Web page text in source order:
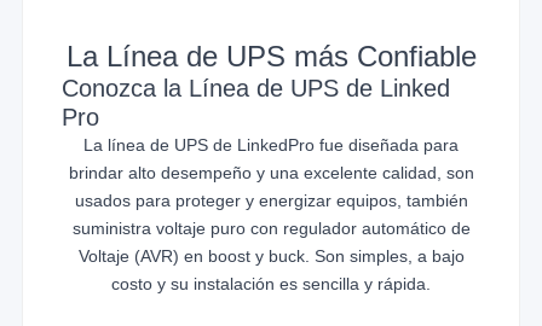
La Línea de UPS más Confiable
Conozca la Línea de UPS de Linked
Pro
La línea de UPS de LinkedPro fue diseñada para
brindar alto desempeño y una excelente calidad, son
usados para proteger y energizar equipos, también
suministra voltaje puro con regulador automático de
Voltaje (AVR) en boost y buck. Son simples, a bajo
costo y su instalación es sencilla y rápida.